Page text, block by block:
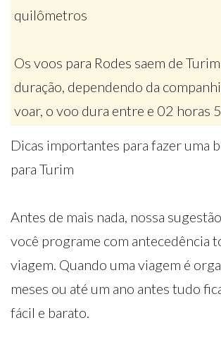
quilômetros
Os voos para Rodes saem de
duração, dependendo da
voar, o voo dura entre e 02 horas
Dicas importantes para fazer uma
para Turim
Antes de mais nada, nossa
você programe com antecedência
viagem. Quando uma viagem é
meses ou até um ano antes tudo
fácil e barato.